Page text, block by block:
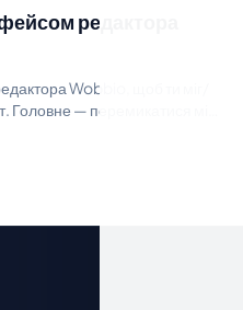
редактора
Wobbio, щоб ти міг/
Головне — перемикатися між